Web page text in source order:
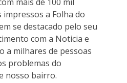
impressos a Folha do
se destacado pelo seu
com a Noticia e
a milhares de pessoas
problemas do
nosso bairro.